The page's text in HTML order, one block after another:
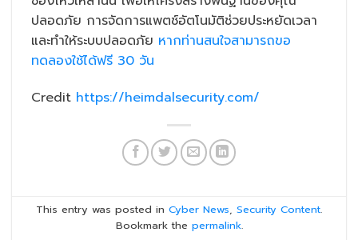
ปลอดภัย การจัดการแพตช์อัตโนมัติช่วยประหยัดเวลา
และทำให้ระบบปลอดภัย หากท่านสนใจสามารถขอ
ทดลองใช้ได้ฟรี 30 วัน
Credit https://heimdalsecurity.com/
This entry was posted in Cyber News, Security Content.
Bookmark the permalink.